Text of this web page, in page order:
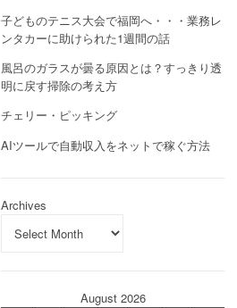
子どものテニス大会で福岡へ・・・業務レ
ンタカーに助けられた1週間の話
風呂のガラスが曇る原因とは？すっきり透
明に戻す掃除の考え方
チェリー・ピッキング
AIツールで自動収入をネットで稼ぐ方法
Archives
August 2026